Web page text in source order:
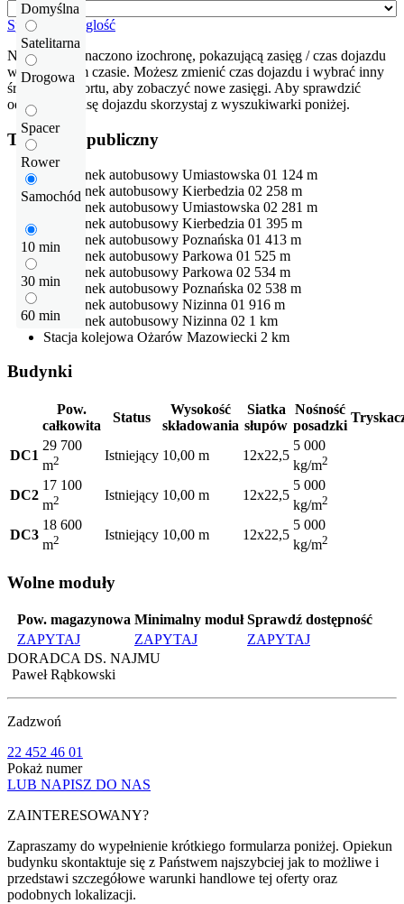
Domyślna
Satelitarna
Drogowa
Spacer
Rower
Samochód
10 min
30 min
60 min
Sprawdź odleglość
Na mapie zaznaczono izochronę, pokazującą zasięg / czas dojazdu
w określonym czasie. Możesz zmienić czas dojazdu i wybrać inny
środek transportu, aby zobaczyć nowe zasięgi. Aby sprawdzić
odłegłość i trasę dojazdu skorzystaj z wyszukiwarki poniżej.
Transport publiczny
Przystanek autobusowy Umiastowska 01 124 m
Przystanek autobusowy Kierbedzia 02 258 m
Przystanek autobusowy Umiastowska 02 281 m
Przystanek autobusowy Kierbedzia 01 395 m
Przystanek autobusowy Poznańska 01 413 m
Przystanek autobusowy Parkowa 01 525 m
Przystanek autobusowy Parkowa 02 534 m
Przystanek autobusowy Poznańska 02 538 m
Przystanek autobusowy Nizinna 01 916 m
Przystanek autobusowy Nizinna 02 1 km
Stacja kolejowa Ożarów Mazowiecki 2 km
Budynki
Pow.
całkowita
Status
Wysokość
składowania
Siatka
słupów
Nośność
posadzki
DC1
29 700
m2 Istniejący 10,00 m 12x22,5
5 000
kg/m2
DC2
17 100
m2 Istniejący 10,00 m 12x22,5
5 000
kg/m2
DC3
18 600
m2 Istniejący 10,00 m 12x22,5
5 000
kg/m2
Wolne moduły
Pow. magazynowa Minimalny moduł Sprawdź dostępność
ZAPYTAJ
ZAPYTAJ
ZAPYTAJ
DORADCA DS. NAJMU
Paweł Rąbkowski
Zadzwoń
22 452 46 01
Pokaż numer
LUB NAPISZ DO NAS
ZAINTERESOWANY?
Zapraszamy do wypełnienie krótkiego formularza poniżej. Opiekun
budynku skontaktuje się z Państwem najszybciej jak to możliwe i
przedstawi szczegółowe warunki handlowe tej oferty oraz
podobnych lokalizacji.